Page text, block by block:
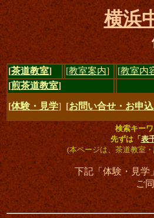
横浜
[茶道教室] [教室案内] [教室内
[煎茶道教室]
[体験・見学] [お問い合せ・お申
検索キー
先ずは「表
(本ページは、茶道教室
下記「体験・見学
ご